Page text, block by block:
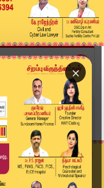
×
மோதும் ...